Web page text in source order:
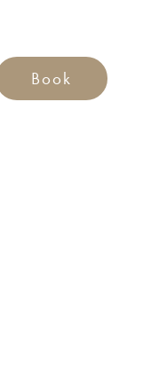
Book